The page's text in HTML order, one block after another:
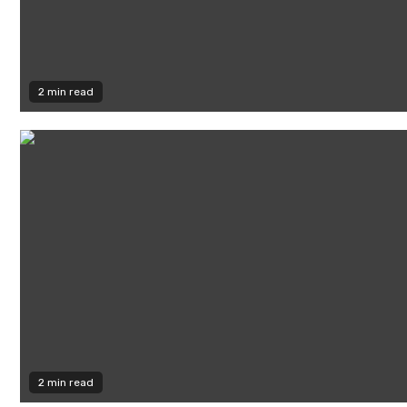
2 min read
2 min read